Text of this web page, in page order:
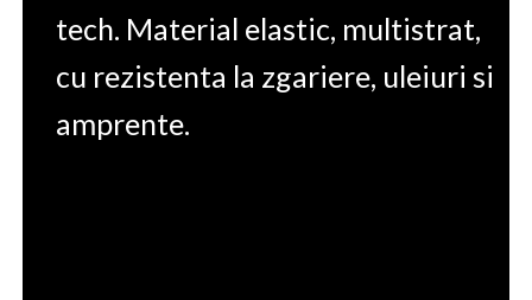
tech. Material elastic, multistrat,
cu rezistenta la zgariere, uleiuri si
amprente.